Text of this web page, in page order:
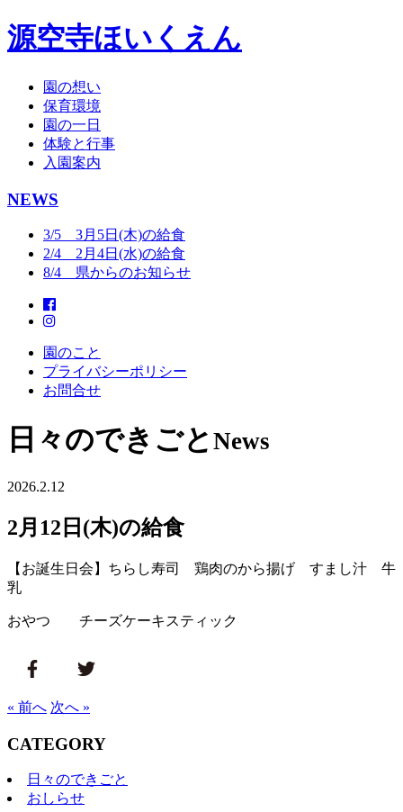
源空寺ほいくえん
園の想い
保育環境
園の一日
体験と行事
入園案内
NEWS
3/5 3月5日(木)の給食
2/4 2月4日(水)の給食
8/4 県からのお知らせ
園のこと
プライバシーポリシー
お問合せ
日々のできごと News
2026.2.12
2月12日(木)の給食
【お誕生日会】ちらし寿司 鶏肉のから揚げ すまし汁 牛
乳
おやつ チーズケーキスティック
« 前へ 次へ »
CATEGORY
日々のできごと
おしらせ